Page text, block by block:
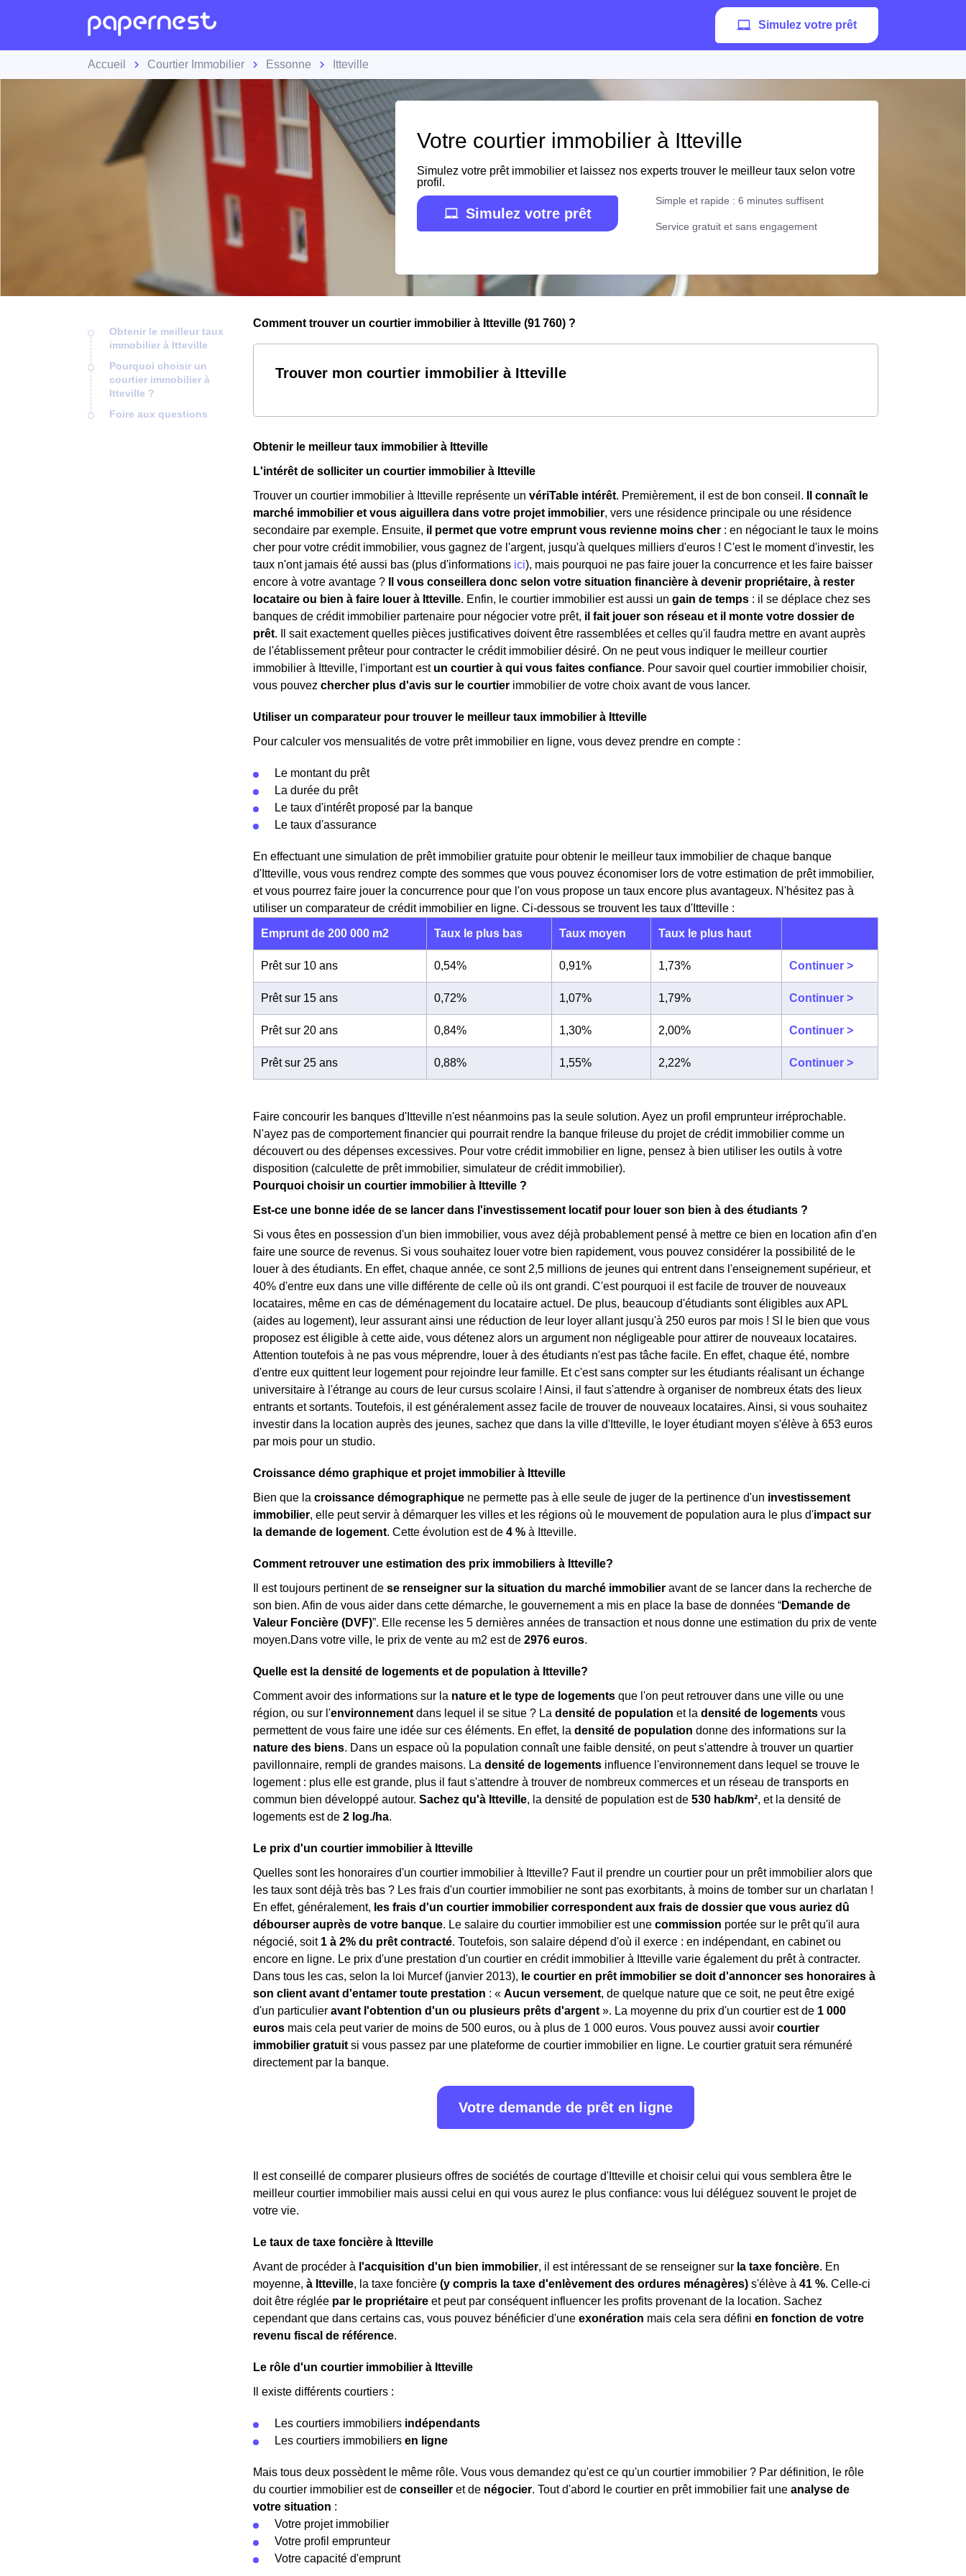
Simulez votre prêt
Accueil Courtier Immobilier Essonne Itteville
Votre courtier immobilier à Itteville
Simulez votre prêt immobilier et laissez nos experts trouver le meilleur taux selon votre
profil.
Simulez votre prêt
Simple et rapide : 6 minutes suffisent
Service gratuit et sans engagement
Obtenir le meilleur taux
immobilier à Itteville
Pourquoi choisir un
courtier immobilier à
Itteville ?
Foire aux questions
Comment trouver un courtier immobilier à Itteville (91 760) ?
Trouver mon courtier immobilier à Itteville
Obtenir le meilleur taux immobilier à Itteville
L'intérêt de solliciter un courtier immobilier à Itteville
Trouver un courtier immobilier à Itteville représente un vériTable intérêt. Premièrement, il est de bon conseil.
Il connaît le
marché immobilier et vous aiguillera dans votre projet immobilier, vers une résidence principale ou une résidence
secondaire par exemple. Ensuite, il permet que votre emprunt vous revienne moins cher : en négociant le taux le moins
cher pour votre crédit immobilier, vous gagnez de l'argent, jusqu'à quelques milliers d'euros ! C'est le moment d'investir, les
taux n'ont jamais été aussi bas (plus d'informations ici), mais pourquoi ne pas faire jouer la concurrence et les faire baisser
encore à votre avantage ?
Il vous conseillera donc selon votre situation financière à devenir propriétaire, à rester
locataire ou bien à faire louer à Itteville. Enfin, le courtier immobilier est aussi un gain de temps : il se déplace chez ses
banques de crédit immobilier partenaire pour négocier votre prêt, il fait jouer son réseau et il monte votre dossier de
prêt. Il sait exactement quelles pièces justificatives doivent être rassemblées et celles qu'il faudra mettre en avant auprès
de l'établissement prêteur pour contracter le crédit immobilier désiré. On ne peut vous indiquer le meilleur courtier
immobilier à Itteville, l'important est un courtier à qui vous faites confiance. Pour savoir quel courtier immobilier choisir,
vous pouvez chercher plus d'avis sur le courtier immobilier de votre choix avant de vous lancer.
Utiliser un comparateur pour trouver le meilleur taux immobilier à Itteville
Pour calculer vos mensualités de votre prêt immobilier en ligne, vous devez prendre en compte :
Le montant du prêt
La durée du prêt
Le taux d'intérêt proposé par la banque
Le taux d'assurance
En effectuant une simulation de prêt immobilier gratuite pour obtenir le meilleur taux immobilier de chaque banque
d'Itteville, vous vous rendrez compte des sommes que vous pouvez économiser lors de votre estimation de prêt immobilier,
et vous pourrez faire jouer la concurrence pour que l'on vous propose un taux encore plus avantageux. N'hésitez pas à
utiliser un comparateur de crédit immobilier en ligne. Ci-dessous se trouvent les taux d'Itteville :
Emprunt de 200 000 m2 Taux le plus bas Taux moyen Taux le plus haut
Prêt sur 10 ans 0,54% 0,91% 1,73% Continuer >
Prêt sur 15 ans 0,72% 1,07% 1,79% Continuer >
Prêt sur 20 ans 0,84% 1,30% 2,00% Continuer >
Prêt sur 25 ans 0,88% 1,55% 2,22% Continuer >
Faire concourir les banques d'Itteville n'est néanmoins pas la seule solution. Ayez un profil emprunteur irréprochable.
N'ayez pas de comportement financier qui pourrait rendre la banque frileuse du projet de crédit immobilier comme un
découvert ou des dépenses excessives. Pour votre crédit immobilier en ligne, pensez à bien utiliser les outils à votre
disposition (calculette de prêt immobilier, simulateur de crédit immobilier).
Pourquoi choisir un courtier immobilier à Itteville ?
Est-ce une bonne idée de se lancer dans l'investissement locatif pour louer son bien à des étudiants ?
Si vous êtes en possession d'un bien immobilier, vous avez déjà probablement pensé à mettre ce bien en location afin d'en
faire une source de revenus. Si vous souhaitez louer votre bien rapidement, vous pouvez considérer la possibilité de le
louer à des étudiants. En effet, chaque année, ce sont 2,5 millions de jeunes qui entrent dans l'enseignement supérieur, et
40% d'entre eux dans une ville différente de celle où ils ont grandi. C'est pourquoi il est facile de trouver de nouveaux
locataires, même en cas de déménagement du locataire actuel. De plus, beaucoup d'étudiants sont éligibles aux APL
(aides au logement), leur assurant ainsi une réduction de leur loyer allant jusqu'à 250 euros par mois ! SI le bien que vous
proposez est éligible à cette aide, vous détenez alors un argument non négligeable pour attirer de nouveaux locataires.
Attention toutefois à ne pas vous méprendre, louer à des étudiants n'est pas tâche facile. En effet, chaque été, nombre
d'entre eux quittent leur logement pour rejoindre leur famille. Et c'est sans compter sur les étudiants réalisant un échange
universitaire à l'étrange au cours de leur cursus scolaire ! Ainsi, il faut s'attendre à organiser de nombreux états des lieux
entrants et sortants. Toutefois, il est généralement assez facile de trouver de nouveaux locataires. Ainsi, si vous souhaitez
investir dans la location auprès des jeunes, sachez que dans la ville d'Itteville, le loyer étudiant moyen s'élève à 653 euros
par mois pour un studio.
Croissance démo graphique et projet immobilier à Itteville
Bien que la croissance démographique ne permette pas à elle seule de juger de la pertinence d'un investissement
immobilier, elle peut servir à démarquer les villes et les régions où le mouvement de population aura le plus d'impact sur
la demande de logement. Cette évolution est de 4 % à Itteville.
Comment retrouver une estimation des prix immobiliers à Itteville?
Il est toujours pertinent de se renseigner sur la situation du marché immobilier avant de se lancer dans la recherche de
son bien. Afin de vous aider dans cette démarche, le gouvernement a mis en place la base de données “Demande de
Valeur Foncière (DVF)”. Elle recense les 5 dernières années de transaction et nous donne une estimation du prix de vente
moyen.Dans votre ville, le prix de vente au m2 est de 2976 euros.
Quelle est la densité de logements et de population à Itteville?
Comment avoir des informations sur la nature et le type de logements que l'on peut retrouver dans une ville ou une
région, ou sur l'environnement dans lequel il se situe ? La densité de population et la densité de logements vous
permettent de vous faire une idée sur ces éléments. En effet, la densité de population donne des informations sur la
nature des biens. Dans un espace où la population connaît une faible densité, on peut s'attendre à trouver un quartier
pavillonnaire, rempli de grandes maisons. La densité de logements influence l'environnement dans lequel se trouve le
logement : plus elle est grande, plus il faut s'attendre à trouver de nombreux commerces et un réseau de transports en
commun bien développé autour. Sachez qu'à Itteville, la densité de population est de 530 hab/km², et la densité de
logements est de 2 log./ha.
Le prix d'un courtier immobilier à Itteville
Quelles sont les honoraires d'un courtier immobilier à Itteville? Faut il prendre un courtier pour un prêt immobilier alors que
les taux sont déjà très bas ? Les frais d'un courtier immobilier ne sont pas exorbitants, à moins de tomber sur un charlatan !
En effet, généralement, les frais d'un courtier immobilier correspondent aux frais de dossier que vous auriez dû
débourser auprès de votre banque. Le salaire du courtier immobilier est une commission portée sur le prêt qu'il aura
négocié, soit 1 à 2% du prêt contracté. Toutefois, son salaire dépend d'où il exerce : en indépendant, en cabinet ou
encore en ligne. Le prix d'une prestation d'un courtier en crédit immobilier à Itteville varie également du prêt à contracter.
Dans tous les cas, selon la loi Murcef (janvier 2013), le courtier en prêt immobilier se doit d'annoncer ses honoraires à
son client avant d'entamer toute prestation : « Aucun versement, de quelque nature que ce soit, ne peut être exigé
d'un particulier avant l'obtention d'un ou plusieurs prêts d'argent ». La moyenne du prix d'un courtier est de 1 000
euros mais cela peut varier de moins de 500 euros, ou à plus de 1 000 euros. Vous pouvez aussi avoir courtier
immobilier gratuit si vous passez par une plateforme de courtier immobilier en ligne. Le courtier gratuit sera rémunéré
directement par la banque.
Votre demande de prêt en ligne
Il est conseillé de comparer plusieurs offres de sociétés de courtage d'Itteville et choisir celui qui vous semblera être le
meilleur courtier immobilier mais aussi celui en qui vous aurez le plus confiance: vous lui déléguez souvent le projet de
votre vie.
Le taux de taxe foncière à Itteville
Avant de procéder à l'acquisition d'un bien immobilier, il est intéressant de se renseigner sur la taxe foncière. En
moyenne, à Itteville, la taxe foncière (y compris la taxe d'enlèvement des ordures ménagères) s'élève à 41 %. Celle-ci
doit être réglée par le propriétaire et peut par conséquent influencer les profits provenant de la location. Sachez
cependant que dans certains cas, vous pouvez bénéficier d'une exonération mais cela sera défini en fonction de votre
revenu fiscal de référence.
Le rôle d'un courtier immobilier à Itteville
Il existe différents courtiers :
Les courtiers immobiliers indépendants
Les courtiers immobiliers en ligne
Mais tous deux possèdent le même rôle. Vous vous demandez qu'est ce qu'un courtier immobilier ? Par définition, le rôle
du courtier immobilier est de conseiller et de négocier. Tout d'abord le courtier en prêt immobilier fait une analyse de
votre situation :
Votre projet immobilier
Votre profil emprunteur
Votre capacité d'emprunt